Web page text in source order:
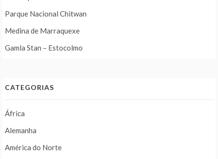
Parque Nacional Chitwan
Medina de Marraquexe
Gamla Stan – Estocolmo
CATEGORIAS
África
Alemanha
América do Norte